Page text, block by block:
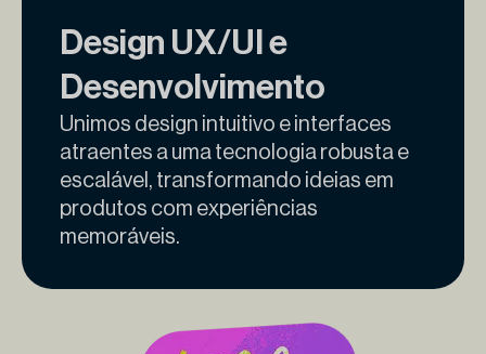
Design UX/UI e
Desenvolvimento
Unimos design intuitivo e interfaces
atraentes a uma tecnologia robusta e
escalável, transformando ideias em
produtos com experiências
memoráveis.